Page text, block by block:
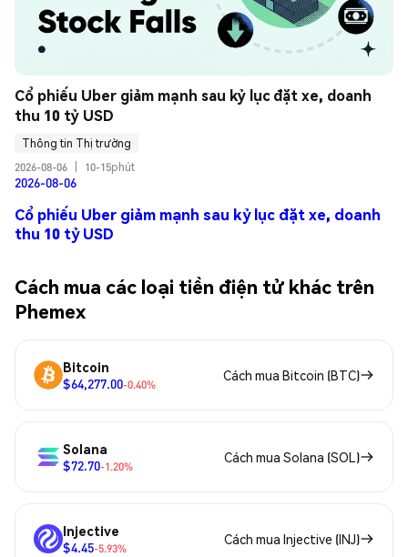
Cổ phiếu Uber giảm mạnh sau kỷ lục đặt xe, doanh
thu 10 tỷ USD
Thông tin Thị trường
2026-08-06
10-15phút
2026-08-06
Cổ phiếu Uber giảm mạnh sau kỷ lục đặt xe, doanh
thu 10 tỷ USD
Cách mua các loại tiền điện tử khác trên
Phemex
Bitcoin
$64,277.00-0.40%
Cách mua Bitcoin (BTC)
Solana
$72.70-1.20%
Cách mua Solana (SOL)
Injective
$4.45-5.93%
Cách mua Injective (INJ)